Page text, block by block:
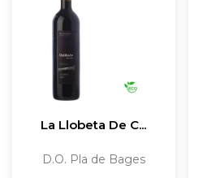
La Llobeta De C...
D.O. Pla de Bages